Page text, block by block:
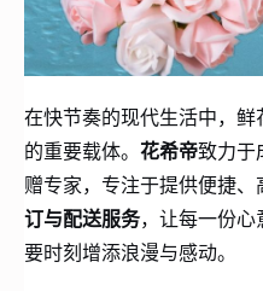
在快节奏的现代生活中，
的重要载体。 花希帝致力于
赠专家，专注于提供便捷、
订与配送服务，让每一份心
要时刻增添浪漫与感动。